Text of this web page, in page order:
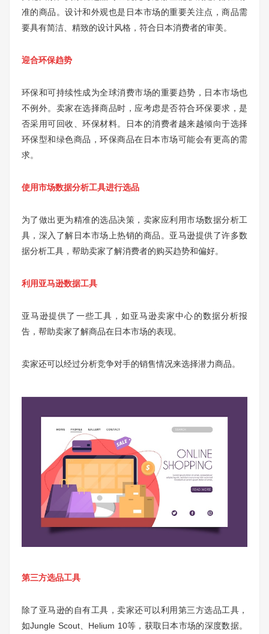
准的商品。设计和外观也是日本市场的重要关注点，商品需
要具有简洁、精致的设计风格，符合日本消费者的审美。
迎合环保趋势
环保和可持续性成为全球消费市场的重要趋势，日本市场也
不例外。卖家在选择商品时，应考虑是否符合环保要求，是
否采用可回收、环保材料。日本的消费者越来越倾向于选择
环保型和绿色商品，环保商品在日本市场可能会有更高的需
求。
使用市场数据分析工具进行选品
为了做出更为精准的选品决策，卖家应利用市场数据分析工
具，深入了解日本市场上热销的商品。亚马逊提供了许多数
据分析工具，帮助卖家了解消费者的购买趋势和偏好。
利用亚马逊数据工具
亚马逊提供了一些工具，如亚马逊卖家中心的数据分析报
告，帮助卖家了解商品在日本市场的表现。
卖家还可以经过分析竞争对手的销售情况来选择潜力商品。
第三方选品工具
除了亚马逊的自有工具，卖家还可以利用第三方选品工具，
如Jungle Scout、Helium 10等，获取日本市场的深度数据。